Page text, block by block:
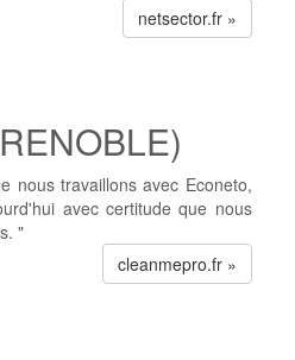
netsector.fr »
nous travaillons avec Econeto,
avec certitude que nous
"
cleanmepro.fr »